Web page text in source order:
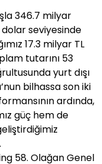
346.7 milyar
dolar seviyesinde
17.3 milyar TL
tutarını 53
yurt dışı
bilhassa son iki
ardında,
güç hem de
58. Olağan Genel